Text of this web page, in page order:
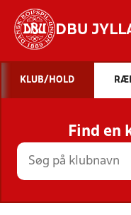
DBU
STILLINGER,
KLUB/HOLD
Find en